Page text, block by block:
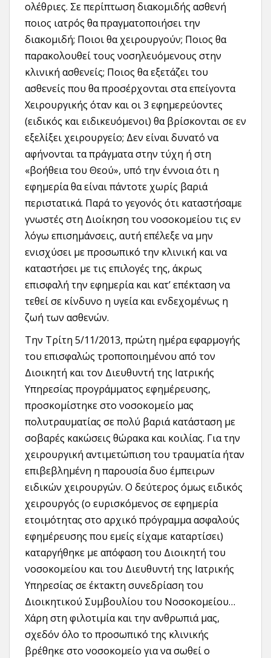
ολέθριες. Σε περίπτωση διακομιδής ασθενή
ποιος ιατρός θα πραγματοποιήσει την
διακομιδή; Ποιοι θα χειρουργούν; Ποιος θα
παρακολουθεί τους νοσηλευόμενους στην
κλινική ασθενείς; Ποιος θα εξετάζει του
ασθενείς που θα προσέρχονται στα επείγοντα
Χειρουργικής όταν και οι 3 εφημερεύοντες
(ειδικός και ειδικευόμενοι) θα βρίσκονται σε εν
εξελίξει χειρουργείο; Δεν είναι δυνατό να
αφήνονται τα πράγματα στην τύχη ή στη
«βοήθεια του Θεού», υπό την έννοια ότι η
εφημερία θα είναι πάντοτε χωρίς βαριά
περιστατικά. Παρά το γεγονός ότι καταστήσαμε
γνωστές στη Διοίκηση του νοσοκομείου τις εν
λόγω επισημάνσεις, αυτή επέλεξε να μην
ενισχύσει με προσωπικό την κλινική και να
καταστήσει με τις επιλογές της, άκρως
επισφαλή την εφημερία και κατ’ επέκταση να
τεθεί σε κίνδυνο η υγεία και ενδεχομένως η
ζωή των ασθενών.
Την Τρίτη 5/11/2013, πρώτη ημέρα εφαρμογής
του επισφαλώς τροποποιημένου από τον
Διοικητή και τον Διευθυντή της Ιατρικής
Υπηρεσίας προγράμματος εφημέρευσης,
προσκομίστηκε στο νοσοκομείο μας
πολυτραυματίας σε πολύ βαριά κατάσταση με
σοβαρές κακώσεις θώρακα και κοιλίας. Για την
χειρουργική αντιμετώπιση του τραυματία ήταν
επιβεβλημένη η παρουσία δυο έμπειρων
ειδικών χειρουργών. Ο δεύτερος όμως ειδικός
χειρουργός (ο ευρισκόμενος σε εφημερία
ετοιμότητας στο αρχικό πρόγραμμα ασφαλούς
εφημέρευσης που εμείς είχαμε καταρτίσει)
καταργήθηκε με απόφαση του Διοικητή του
νοσοκομείου και του Διευθυντή της Ιατρικής
Υπηρεσίας σε έκτακτη συνεδρίαση του
Διοικητικού Συμβουλίου του Νοσοκομείου…
Χάρη στη φιλοτιμία και την ανθρωπιά μας,
σχεδόν όλο το προσωπικό της κλινικής
βρέθηκε στο νοσοκομείο για να σωθεί ο